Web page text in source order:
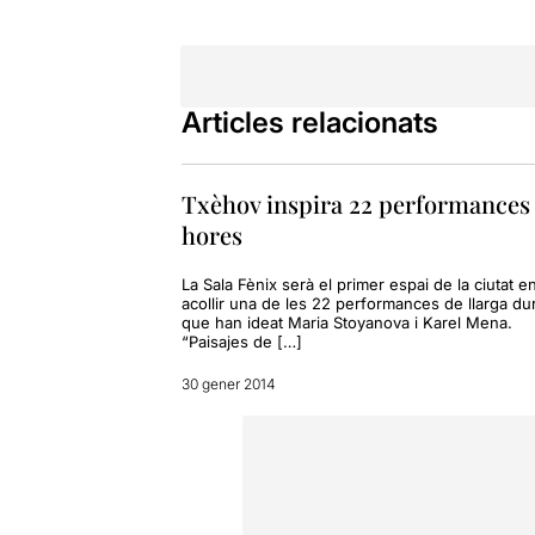
Articles relacionats
Txèhov inspira 22 performances
hores
La Sala Fènix serà el primer espai de la ciutat en
acollir una de les 22 performances de llarga
que han ideat Maria Stoyanova i Karel Mena.
“Paisajes de […]
30 gener 2014